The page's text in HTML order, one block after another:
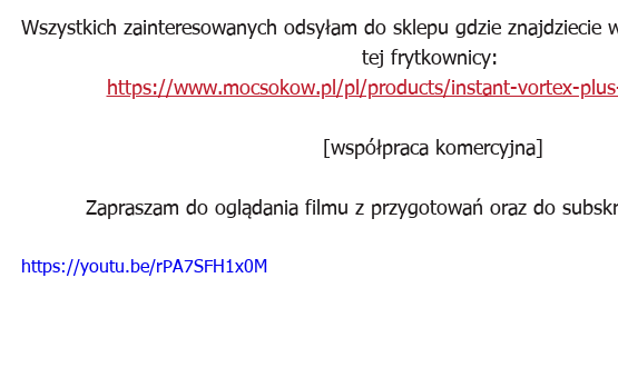
Wszystkich zainteresowanych odsyłam do sklepu gdzie znajdziecie
tej frytkownicy:
https://www.mocsokow.pl/pl/products/instant-vortex-
[współpraca komercyjna]
Zapraszam do oglądania filmu z przygotowań oraz do
https://youtu.be/rPA7SFH1x0M